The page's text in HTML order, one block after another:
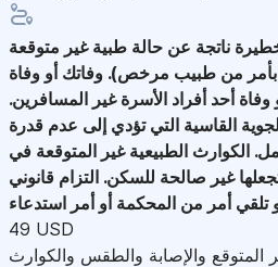
ناتجة عن حالة طبية غير متوقعة
من طبيب مرخص). وفاتك أو وفاة
أحد أفراد الأسرة غير المسافرين.
القاسية التي تؤدي إلى عدم قدرة
الكوارث الطبيعية غير المتوقعة في
غير صالحة للسكن. التزام قانوني
49 USD
والإصابة والطقس والكوارث